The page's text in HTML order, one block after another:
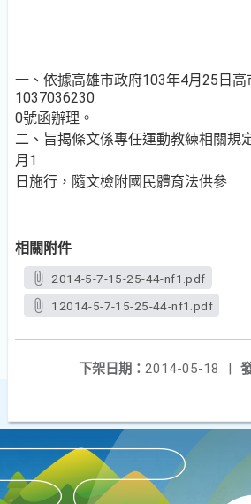
一、依據高雄市政府103年4月25日
1037036230
0號函辦理。
二、旨揭條文係專任運動教練相關規
月1
日施行，隨文檢附國民體育法供參
相關附件
2014-5-7-15-25-44-nf1.pdf
12014-5-7-15-25-44-nf1.pdf
下架日期： 2014-05-18
|